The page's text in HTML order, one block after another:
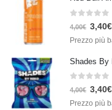
Su 5
4,00€ 3,40€
Prezzo più
Shades By
Su 5
4,00€ 3,40€
Prezzo più